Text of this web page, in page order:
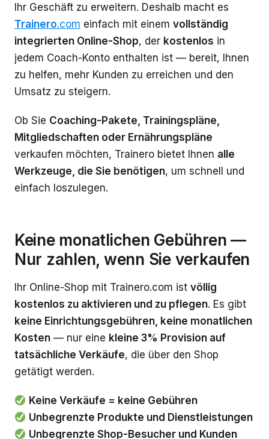
Ihr Geschäft zu erweitern. Deshalb macht es
Trainero.com einfach mit einem vollständig
integrierten Online-Shop, der kostenlos in
jedem Coach-Konto enthalten ist — bereit, Ihnen
zu helfen, mehr Kunden zu erreichen und den
Umsatz zu steigern.
Ob Sie Coaching-Pakete, Trainingspläne,
Mitgliedschaften oder Ernährungspläne
verkaufen möchten, Trainero bietet Ihnen alle
Werkzeuge, die Sie benötigen, um schnell und
einfach loszulegen.
Keine monatlichen Gebühren —
Nur zahlen, wenn Sie verkaufen
Ihr Online-Shop mit Trainero.com ist völlig
kostenlos zu aktivieren und zu pflegen. Es gibt
keine Einrichtungsgebühren, keine monatlichen
Kosten — nur eine kleine 3% Provision auf
tatsächliche Verkäufe, die über den Shop
getätigt werden.
Keine Verkäufe = keine Gebühren
Unbegrenzte Produkte und Dienstleistungen
Unbegrenzte Shop-Besucher und Kunden